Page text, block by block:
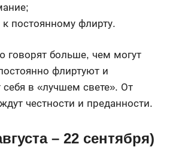
к постоянному флирту.
говорят больше, чем могут
флиртуют и
себя в «лучшем свете». От
честности и преданности.
– 22 сентября)